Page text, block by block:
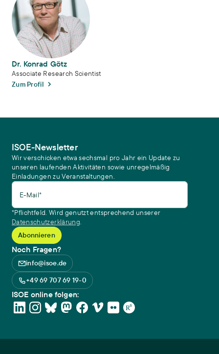
Dr. Konrad Götz
Associate Research Scientist
Zum Profil
ISOE-Newsletter
Wir verschicken etwa sechsmal pro Jahr ein Update zu
unseren laufenden Aktivitäten sowie unregelmäßig
Einladungen zu Veranstaltungen.
E-Mail*
*Pflichtfeld. Wird genutzt entsprechend unserer
Datenschutzerklärung.
Noch Fragen?
info@isoe.de
+49 69 707 69 19-0
ISOE online folgen: